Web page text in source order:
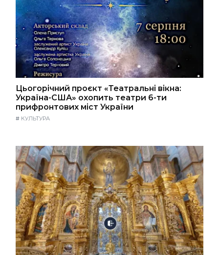
Цьогорічний проєкт «Театральні вікна:
Україна-США» охопить театри 6-ти
прифронтових міст України
# КУЛЬТУРА